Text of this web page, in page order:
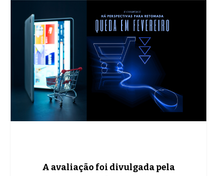
A avaliação foi divulgada pela